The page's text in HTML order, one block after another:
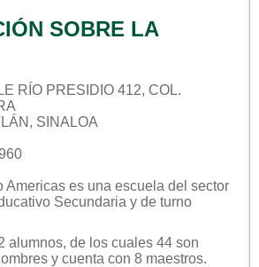
SOBRE LA
RÍO PRESIDIO 412, COL.
SINALOA
Americas es una escuela del sector
Secundaria y de turno
alumnos, de los cuales 44 son
y cuenta con 8 maestros.